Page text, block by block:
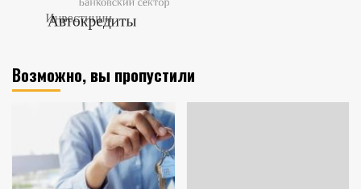
Возможно, вы пропустили